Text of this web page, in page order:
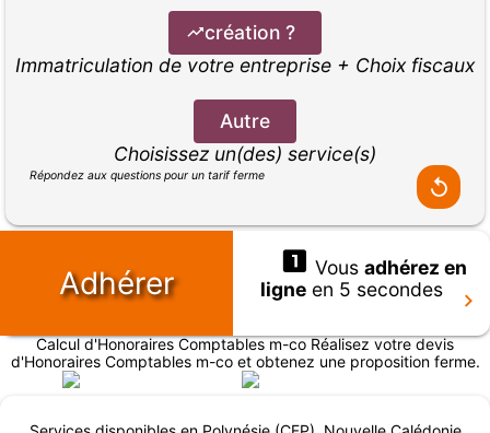
création ?
Immatriculation de votre entreprise + Choix fiscaux
Autre
Choisissez un(des) service(s)
Répondez aux questions pour un tarif ferme
Adhérer Vousadhérez en
ligneen 5 secondes
Calcul d'Honoraires Comptables m-co Réalisez votre devis
d'Honoraires Comptables m-co et obtenez une proposition ferme.